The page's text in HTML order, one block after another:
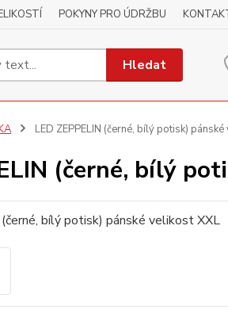
POKYNY PRO ÚDRŽBU
Hledat
LED ZEPPELIN (černé, bílý potisk)
(černé, bílý